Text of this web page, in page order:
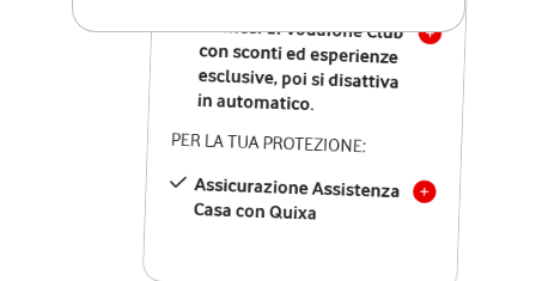
12 mesi di Vodafone Club
con sconti ed esperienze
esclusive, poi si disattiva
in automatico.
PER LA TUA PROTEZIONE:
Assicurazione Assistenza
Casa con Quixa